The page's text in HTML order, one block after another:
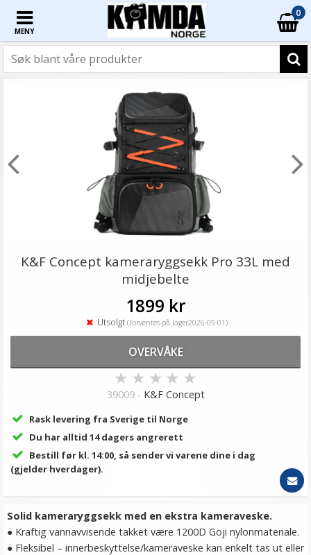
MENY
0
K&F Concept kameraryggsekk Pro 33L med
midjebelte
1899 kr
Utsolgt (Forventes på lager2026-09-01)
OVERVÅKE
★ ★ ★ ★ ★
39009 - K&F Concept
Rask levering fra Sverige til Norge
Du har alltid 14 dagers angrerett
Bestill før kl. 14:00, så sender vi varene dine i dag
(gjelder hverdager).
Solid kameraryggsekk med en ekstra kameraveske.
● Kraftig vannavvisende takket være 1200D Goji nylonmateriale.
● Fleksibel – innerbeskyttelse/kameraveske kan enkelt tas ut eller